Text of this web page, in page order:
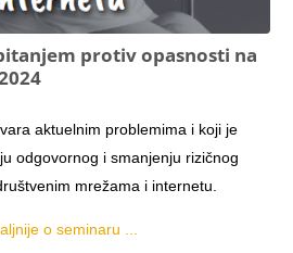
protiv opasnosti na
aktuelnim problemima i koji je
odgovornog i smanjenju rizičnog
mrežama i internetu.
o seminaru ...